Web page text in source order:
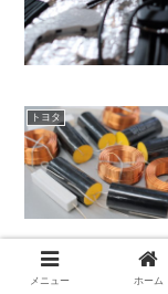
トヨタ
トヨタ
メニュー ホーム